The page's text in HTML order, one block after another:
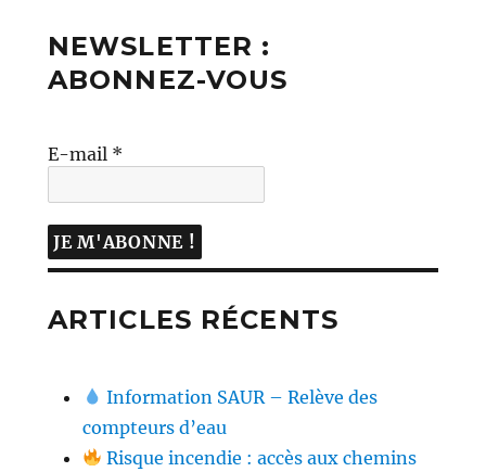
NEWSLETTER :
ABONNEZ-VOUS
E-mail *
ARTICLES RÉCENTS
Information SAUR – Relève des
compteurs d’eau
Risque incendie : accès aux chemins